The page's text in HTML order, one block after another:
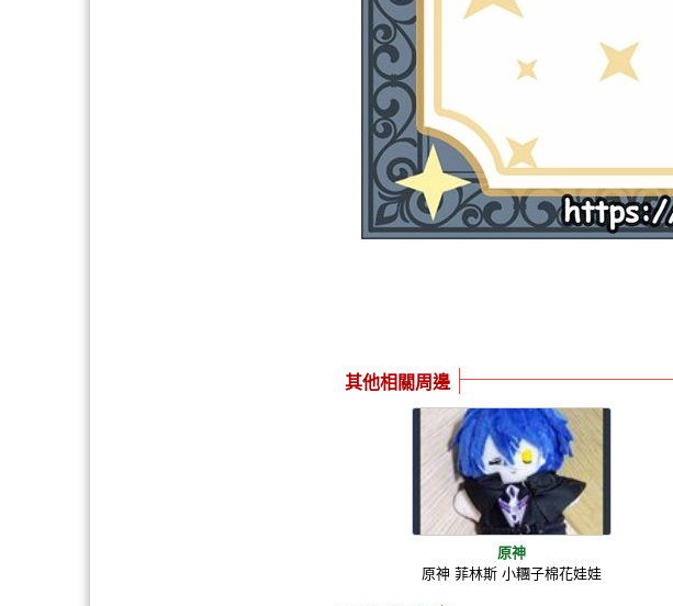
其他相關周邊
原神
原神 菲林斯 小糰子棉花娃娃